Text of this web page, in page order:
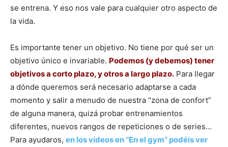
se entrena. Y eso nos vale para cualquier otro aspecto de
la vida.
Es importante tener un objetivo. No tiene por qué ser un
objetivo único e invariable. Podemos (y debemos) tener
objetivos a corto plazo, y otros a largo plazo. Para llegar
a dónde queremos será necesario adaptarse a cada
momento y salir a menudo de nuestra “zona de confort”
de alguna manera, quizá probar entrenamientos
diferentes, nuevos rangos de repeticiones o de series…
Para ayudaros, en los vídeos en “En el gym” podéis ver